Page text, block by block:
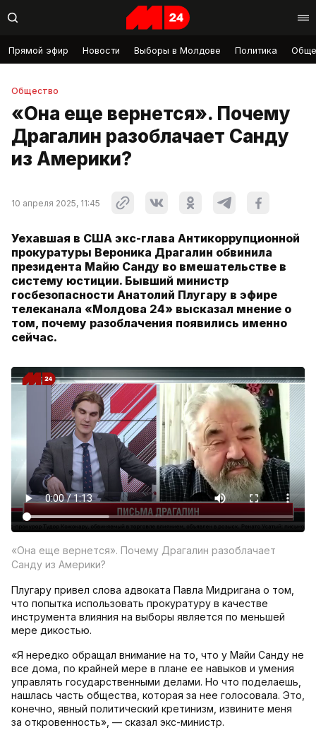
Прямой эфир Новости Выборы в Молдове Политика
Общество
«Она еще вернется». Почему
Драгалин разоблачает Санду
из Америки?
10 апреля 2025, 11:45
Уехавшая в США экс-глава Антикоррупционной
прокуратуры Вероника Драгалин обвинила
президента Майю Санду во вмешательстве в
систему юстиции. Бывший министр
госбезопасности Анатолий Плугару в эфире
телеканала «Молдова 24» высказал мнение о
том, почему разоблачения появились именно
сейчас.
«Она еще вернется». Почему Драгалин разоблачает
Санду из Америки?
Плугару привел слова адвоката Павла Мидригана о том,
что попытка использовать прокуратуру в качестве
инструмента влияния на выборы является по меньшей
мере дикостью.
«Я нередко обращал внимание на то, что у Майи Санду не
все дома, по крайней мере в плане ее навыков и умения
управлять государственными делами. Но что поделаешь,
нашлась часть общества, которая за нее голосовала. Это,
конечно, явный политический кретинизм, извините меня
за откровенность», — сказал экс-министр.